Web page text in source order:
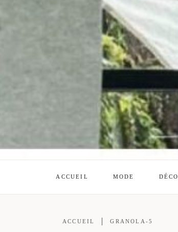
ACCUEIL MODE DÉCO
ACCUEIL GRANOLA-5